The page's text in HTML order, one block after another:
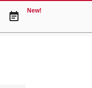
event_note New!